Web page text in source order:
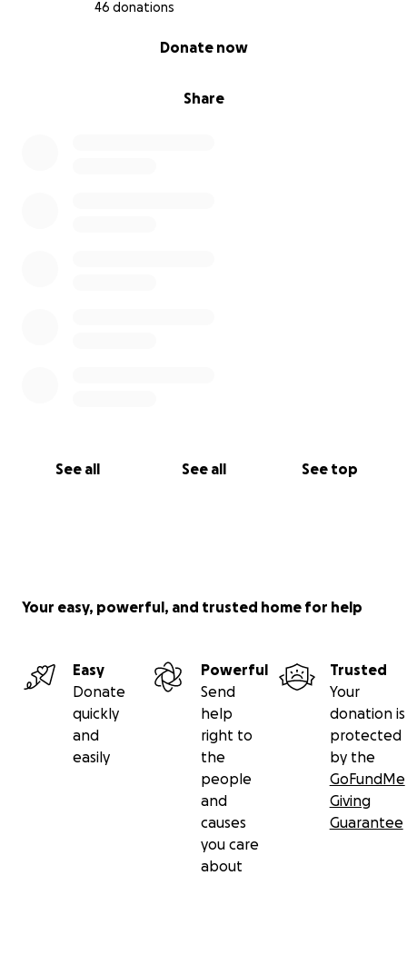
46 donations
Share
Donate now
See all See all See top
Your easy, powerful, and trusted home for help
Easy
Donate
quickly
and
easily
Powerful
Send
help
right to
the
people
and
causes
you care
about
Trusted
Your
donation is
protected
by the
GoFundMe
Giving
Guarantee